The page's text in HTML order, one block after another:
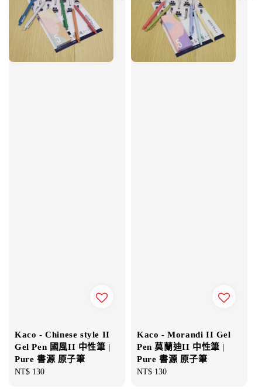
Kaco - Chinese style II
Gel Pen 國風II 中性筆 |
Pure 書源 原子筆
Regular
NT$ 130
Kaco - Morandi II Gel
Pen 莫蘭迪II 中性筆 |
Pure 書源 原子筆
Regular
NT$ 130